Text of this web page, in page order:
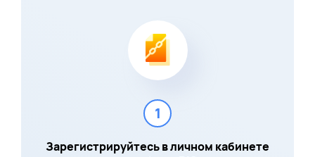
1
Зарегистрируйтесь в личном кабинете